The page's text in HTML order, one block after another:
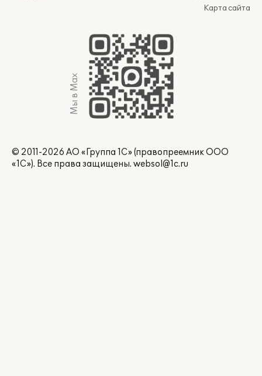
Карта сайта
Мы в Max
© 2011-2026 АО «Группа 1С» (правопреемник ООО
«1С»). Все права защищены. websol@1c.ru